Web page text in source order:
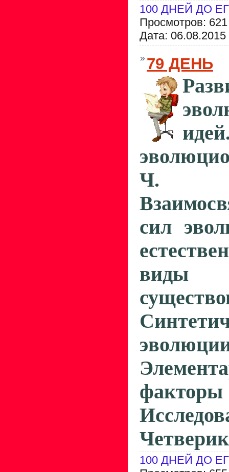
100 ДНЕЙ ДО
Просмотров:
Дата: 06.08.2015
79 ДЕНЬ
Ч.
сил
виды
100 ДНЕЙ ДО